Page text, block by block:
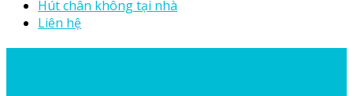
Hút chân không tại nhà
Liên hệ